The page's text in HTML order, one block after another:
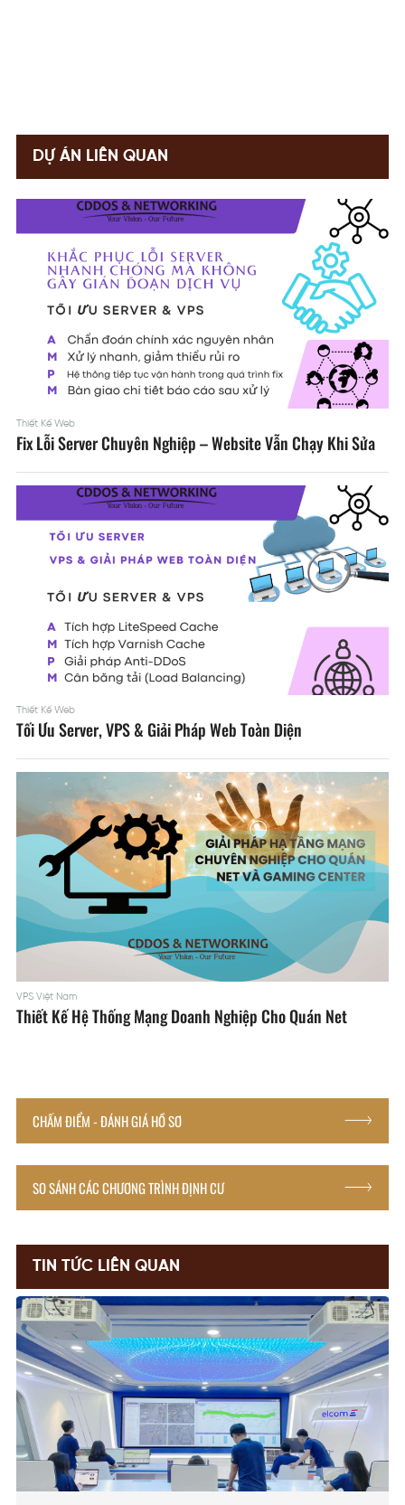
DỰ ÁN LIÊN QUAN
Thiết Kế Web
Fix Lỗi Server Chuyên Nghiệp – Website Vẫn Chạy Khi Sửa
Thiết Kế Web
Tối Ưu Server, VPS & Giải Pháp Web Toàn Diện
VPS Việt Nam
Thiết Kế Hệ Thống Mạng Doanh Nghiệp Cho Quán Net
CHẤM ĐIỂM - ĐÁNH GIÁ HỒ SƠ
SO SÁNH CÁC CHƯƠNG TRÌNH ĐỊNH CƯ
TIN TỨC LIÊN QUAN